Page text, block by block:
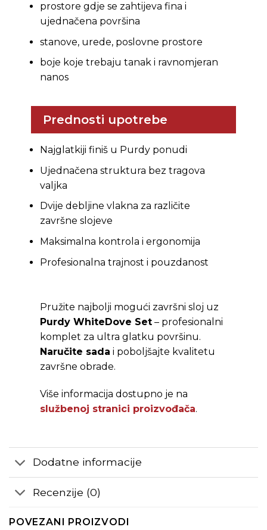
prostore gdje se zahtijeva fina i
ujednačena površina
stanove, urede, poslovne prostore
boje koje trebaju tanak i ravnomjeran
nanos
Prednosti upotrebe
Najglatkiji finiš u Purdy ponudi
Ujednačena struktura bez tragova
valjka
Dvije debljine vlakna za različite
završne slojeve
Maksimalna kontrola i ergonomija
Profesionalna trajnost i pouzdanost
Pružite najbolji mogući završni sloj uz
Purdy WhiteDove Set– profesionalni
komplet za ultra glatku površinu.
Naručite sada i poboljšajte kvalitetu
završne obrade.
Više informacija dostupno je na
službenoj stranici proizvođača.
Dodatne informacije
Recenzije (0)
POVEZANI PROIZVODI